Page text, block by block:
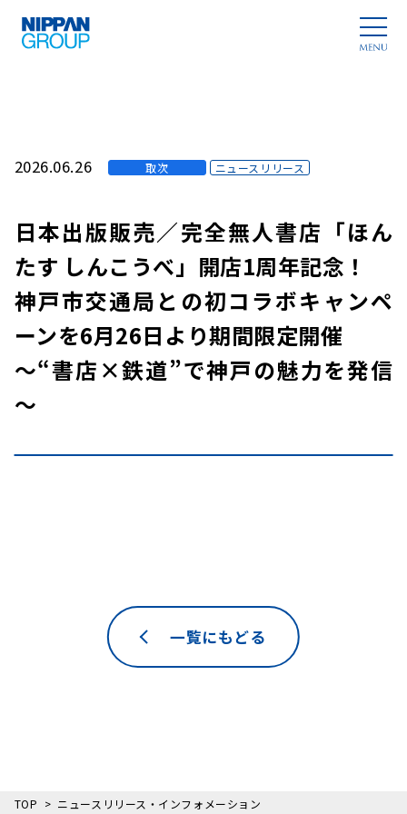
2026.06.26 取次 ニュースリリース
日本出版販売／完全無人書店「ほん
たす しんこうべ」開店1周年記念！
神戸市交通局との初コラボキャンペ
ーンを6月26日より期間限定開催
～“書店×鉄道”で神戸の魅力を発信
～
一覧にもどる
TOP ニュースリリース・インフォメーション